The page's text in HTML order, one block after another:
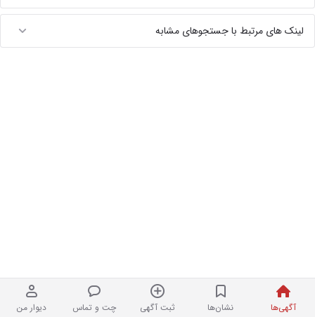
آگهی‌ها نشان‌ها ثبت آگهی چت و تماس دیوار من
لینک های مرتبط با جستجوهای مشابه